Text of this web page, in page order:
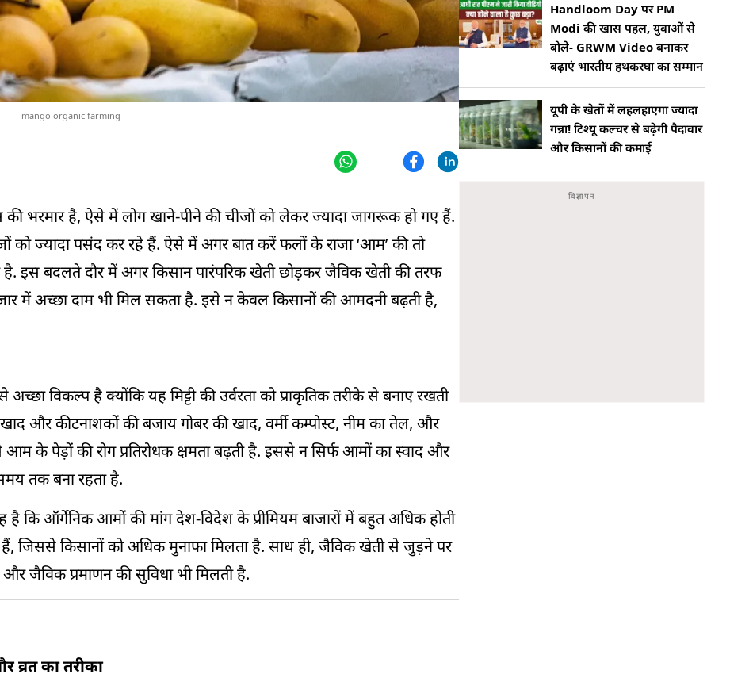
mango organic farming
है, ऐसे में लोग खाने-पीने की चीजों को लेकर ज्यादा जागरूक हो गए हैं.
ज्यादा पसंद कर रहे हैं. ऐसे में अगर बात करें फलों के राजा ‘आम’ की तो
इस बदलते दौर में अगर किसान पारंपरिक खेती छोड़कर जैविक खेती की तरफ
में अच्छा दाम भी मिल सकता है. इसे न केवल किसानों की आमदनी बढ़ती है,
विकल्प है क्योंकि यह मिट्टी की उर्वरता को प्राकृतिक तरीके से बनाए रखती
और कीटनाशकों की बजाय गोबर की खाद, वर्मी कम्पोस्ट, नीम का तेल, और
के पेड़ों की रोग प्रतिरोधक क्षमता बढ़ती है. इससे न सिर्फ आमों का स्वाद और
तक बना रहता है.
कि ऑर्गेनिक आमों की मांग देश-विदेश के प्रीमियम बाजारों में बहुत अधिक होती
किसानों को अधिक मुनाफा मिलता है. साथ ही, जैविक खेती से जुड़ने पर
जैविक प्रमाणन की सुविधा भी मिलती है.
व्रत का तरीका
Handloom Day पर PM
Modi की खास पहल, युवाओं से
बोले- GRWM Video बनाकर
बढ़ाएं भारतीय हथकरघा का सम्मान
यूपी के खेतों में लहलहाएगा ज्यादा
गन्ना! टिश्यू कल्चर से बढ़ेगी पैदावार
और किसानों की कमाई